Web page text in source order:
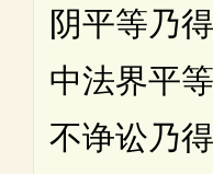
阴平等乃
中法界平
不诤讼乃